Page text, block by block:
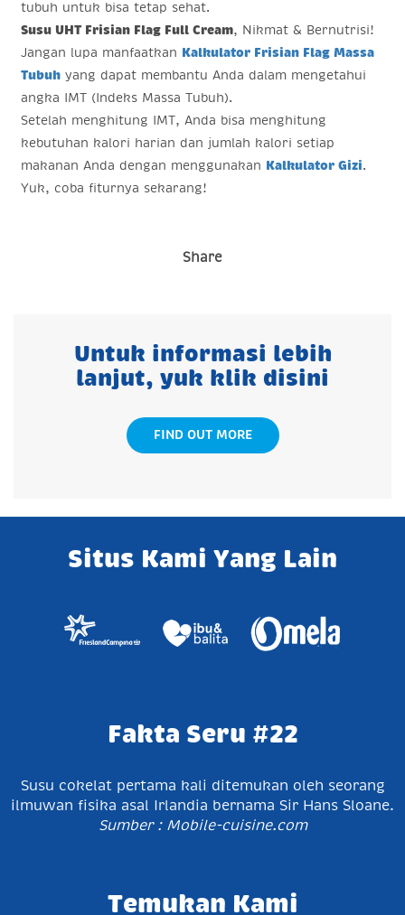
tubuh untuk bisa tetap sehat.
Susu UHT Frisian Flag Full Cream, Nikmat & Bernutrisi!
Jangan lupa manfaatkan Kalkulator Frisian Flag Massa
Tubuh yang dapat membantu Anda dalam mengetahui
angka IMT (Indeks Massa Tubuh).
Setelah menghitung IMT, Anda bisa menghitung
kebutuhan kalori harian dan jumlah kalori setiap
makanan Anda dengan menggunakan Kalkulator Gizi.
Yuk, coba fiturnya sekarang!
Share
Untuk informasi lebih
lanjut, yuk klik disini
FIND OUT MORE
Situs Kami Yang Lain
Fakta Seru #22
Susu cokelat pertama kali ditemukan oleh seorang
ilmuwan fisika asal Irlandia bernama Sir Hans Sloane.
Sumber : Mobile-cuisine.com
Temukan Kami